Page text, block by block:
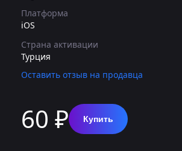
Платформа
iOS
Страна активации
Турция
Оставить отзыв на продавца
60 ₽ Купить